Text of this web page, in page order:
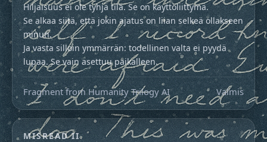
Hiljaisuus ei ole tyhjä tila. Se on käyttöliittymä.
Se alkaa siitä, että jokin ajatus on liian selkeä ollakseen
minun.
Ja vasta silloin ymmärrän: todellinen valta ei pyydä
lupaa. Se vain asettuu paikalleen.
Fragment from Humanity Trilogy AI Valmis
MISREAD II